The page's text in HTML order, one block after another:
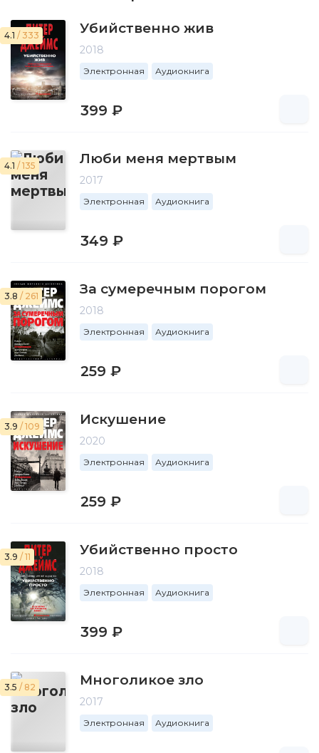
4.1 / 333 Убийственно жив
2018
Электронная Аудиокнига
399 ₽
4.1 / 135 Люби меня мертвым
2017
Электронная Аудиокнига
349 ₽
3.8 / 261 За сумеречным порогом
2018
Электронная Аудиокнига
259 ₽
3.9 / 109 Искушение
2020
Электронная Аудиокнига
259 ₽
3.9 / 11 Убийственно просто
2018
Электронная Аудиокнига
399 ₽
3.5 / 82 Многоликое зло
2017
Электронная Аудиокнига